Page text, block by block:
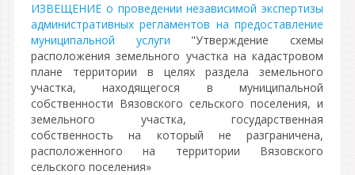
ИЗВЕЩЕНИЕ о проведении независимой экспертизы
административных регламентов на предоставление
муниципальной услуги "Утверждение схемы
расположения земельного участка на кадастровом
плане территории в целях раздела земельного
участка, находящегося в муниципальной
собственности Вязовского сельского поселения, и
земельного участка, государственная
собственность на который не разграничена,
расположенного на территории Вязовского
сельского поселения»